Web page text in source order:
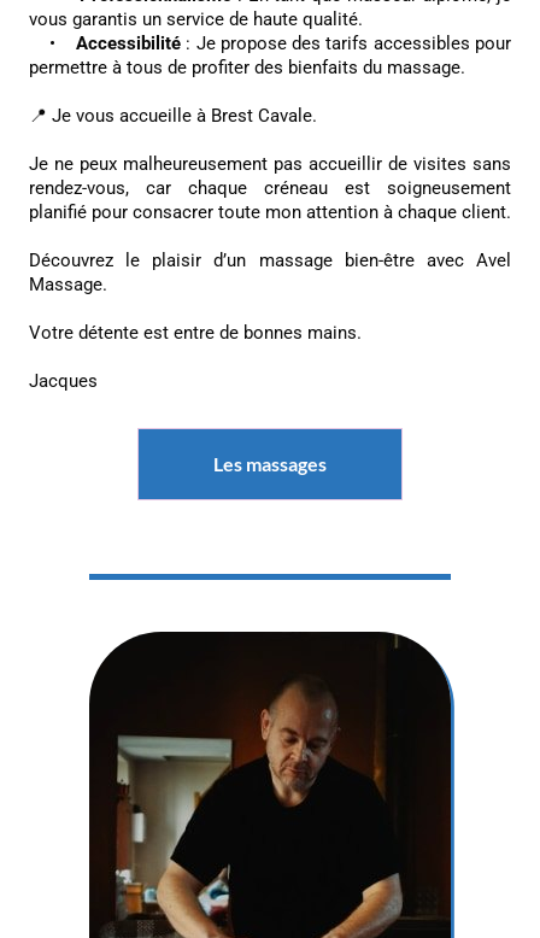
vous garantis un service de haute qualité.
•Accessibilité : Je propose des tarifs accessibles pour
permettre à tous de profiter des bienfaits du massage.
📍 Je vous accueille à Brest Cavale.
Je ne peux malheureusement pas accueillir de visites sans
rendez-vous, car chaque créneau est soigneusement
planifié pour consacrer toute mon attention à chaque client.
Découvrez le plaisir d’un massage bien-être avec Avel
Massage.
Votre détente est entre de bonnes mains.
Jacques
Les massages